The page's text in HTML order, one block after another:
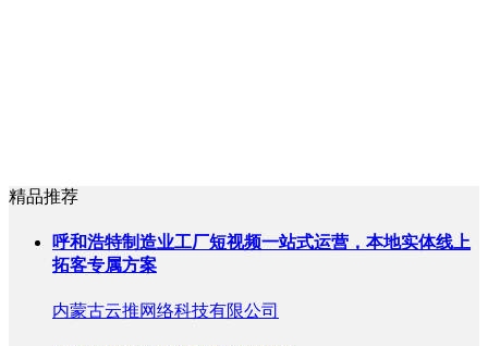
精品推荐
呼和浩特制造业工厂短视频一站式运营，本地实体线上
拓客专属方案
内蒙古云推网络科技有限公司